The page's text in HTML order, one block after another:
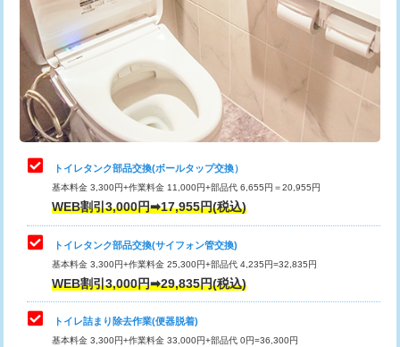
トイレタンク部品交換(ボールタップ交換）
基本料金 3,300円+作業料金 11,000円+部品代 6,655円＝20,955円
WEB割引3,000円➡17,955円(税込)
トイレタンク部品交換(サイフォン管交換)
基本料金 3,300円+作業料金 25,300円+部品代 4,235円=32,835円
WEB割引3,000円➡29,835円(税込)
トイレ詰まり除去作業(便器脱着)
基本料金 3,300円+作業料金 33,000円+部品代 0円=36,300円